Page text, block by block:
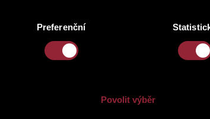
Preferenční
Povolit výběr